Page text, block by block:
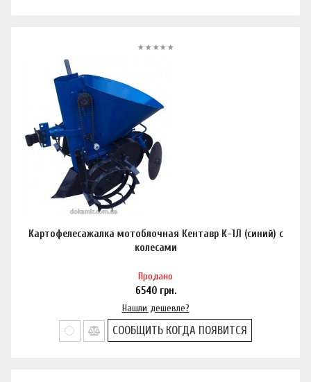
Картофелесажалка мотоблочная Кентавр К-1Л (синий) с
колесами
Продано
6540грн.
Нашли дешевле?
СООБЩИТЬ КОГДА ПОЯВИТСЯ